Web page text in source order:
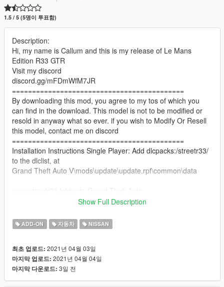
1.5 / 5 (5명이 투표함)
Description:
Hi, my name is Callum and this is my release of Le Mans
Edition R33 GTR
Visit my discord
discord.gg/mFDmWfM7JR
===========================================
By downloading this mod, you agree to my tos of which you
can find in the download. This model is not to be modified or
resold in anyway what so ever. if you wish to Modify Or Resell
this model, contact me on discord
===========================================
Installation Instructions Single Player: Add dlcpacks:/streetr33/
to the dlclist, at
Grand Theft Auto V\mods\update\update.rpf\common\data
V\mods\update\x64\dlcpacks
Installation Instructions FiveM: Copy the streetr33 folder to
your server resources folder, Start the Resource in your server
===========================================
Features:
COLS are good
Show Full Description
ADD-ON 자동차 NISSAN
최초 업로드: 2021년 04월 03일
마지막 업로드: 2021년 04월 04일
마지막 다운로드: 3일 전